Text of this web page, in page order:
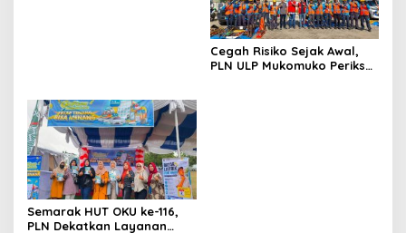
Dugaan Aktivitas di
Kawasan Pesisir
Cegah Risiko Sejak Awal,
PLN ULP Mukomuko Periksa
Semarak HUT OKU ke-116,
PLN Dekatkan Layanan